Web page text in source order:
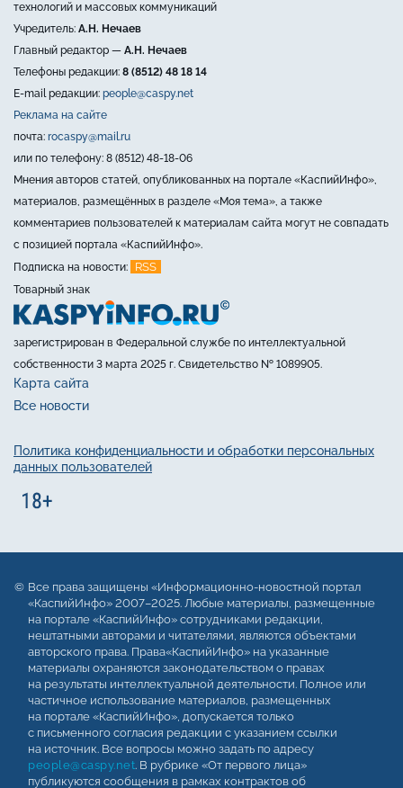
технологий и массовых коммуникаций
Учредитель: А.Н. Нечаев
Главный редактор — А.Н. Нечаев
Телефоны редакции: 8 (8512) 48 18 14
E-mail редакции: people@caspy.net
Реклама на сайте
почта: rocaspy@mail.ru
или по телефону: 8 (8512) 48-18-06
Мнения авторов статей, опубликованных на портале «КаспийИнфо»,
материалов, размещённых в разделе «Моя тема», а также
комментариев пользователей к материалам сайта могут не совпадать
с позицией портала «КаспийИнфо».
Подписка на новости:
RSS
Товарный знак
зарегистрирован в Федеральной службе по интеллектуальной
собственности 3 марта 2025 г. Свидетельство № 1089905.
Карта сайта
Все новости
Политика конфиденциальности и обработки персональных
данных пользователей
Все права защищены «Информационно-новостной портал
«КаспийИнфо» 2007–2025. Любые материалы, размещенные
на портале «КаспийИнфо» сотрудниками редакции,
нештатными авторами и читателями, являются объектами
авторского права. Права«КаспийИнфо» на указанные
материалы охраняются законодательством о правах
на результаты интеллектуальной деятельности. Полное или
частичное использование материалов, размещенных
на портале «КаспийИнфо», допускается только
с письменного согласия редакции с указанием ссылки
на источник. Все вопросы можно задать по адресу
people@caspy.net. В рубрике «От первого лица»
публикуются сообщения в рамках контрактов об